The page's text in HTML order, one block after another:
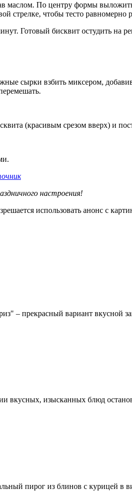
По центру формы
стрелке, чтобы тесто равномерно
Готовый бисквит остудить на
сырки взбить миксером,
(красивым срезом вверх) и
настроения!
использовать анонс с
‒ прекрасный вариант вкусной
вкусных, изысканных блюд
пирог из блинов с курицей в